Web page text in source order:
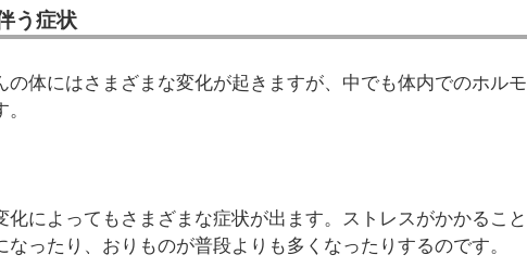
う症状
の体にはさまざまな変化が起きますが、中でも体内でのホルモ
化によってもさまざまな症状が出ます。ストレスがかかること
ったり、おりものが普段よりも多くなったりするのです。